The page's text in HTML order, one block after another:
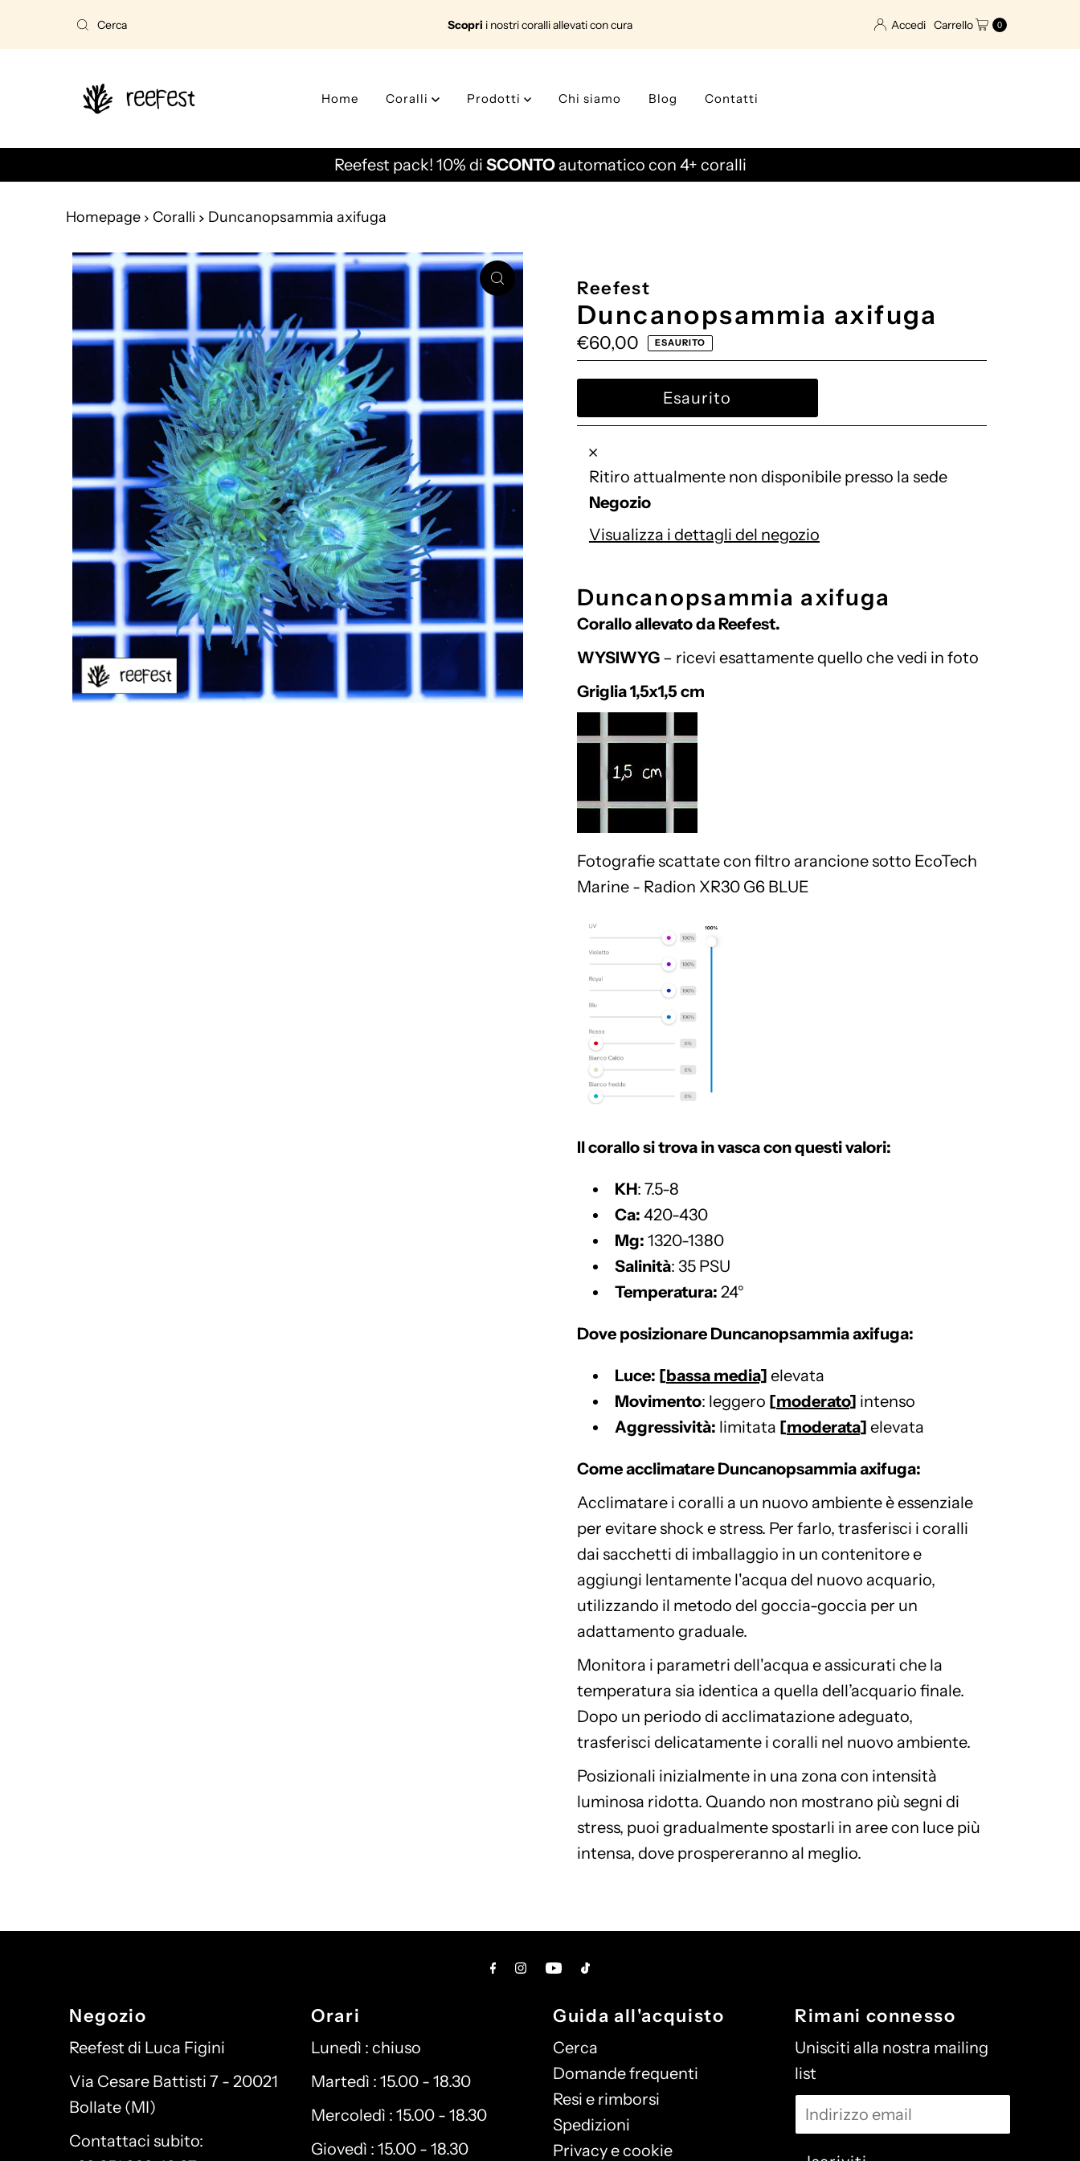
Vai direttamente ai contenuti Scopri i nostri coralli allevati con cura Accedi Carrello 0
Home Coralli Prodotti Chi siamo Blog Contatti
Reefest pack! 10% di SCONTO automatico con 4+ coralli
Homepage Coralli Duncanopsammia axifuga
Reefest
Duncanopsammia axifuga
Prezzo
€60,00 ESAURITO
Ritiro attualmente non disponibile presso la sede
Negozio
Visualizza i dettagli del negozio
Duncanopsammia axifuga
Corallo allevato da Reefest.
WYSIWYG– ricevi esattamente quello che vedi in foto
Griglia 1,5x1,5 cm
Fotografie scattate con filtro arancione sotto EcoTech
Marine - Radion XR30 G6 BLUE
Il corallo si trova in vasca con questi valori:
KH: 7.5-8
Ca: 420-430
Mg: 1320-1380
Salinità: 35 PSU
Temperatura: 24°
Dove posizionare Duncanopsammia axifuga:
Luce: [bassa media] elevata
Movimento: leggero [moderato] intenso
Aggressività: limitata [moderata] elevata
Come acclimatare Duncanopsammia axifuga:
Acclimatare i coralli a un nuovo ambiente è essenziale
per evitare shock e stress. Per farlo, trasferisci i coralli
dai sacchetti di imballaggio in un contenitore e
aggiungi lentamente l'acqua del nuovo acquario,
utilizzando il metodo del goccia-goccia per un
adattamento graduale.
Monitora i parametri dell'acqua e assicurati che la
temperatura sia identica a quella dell’acquario finale.
Dopo un periodo di acclimatazione adeguato,
trasferisci delicatamente i coralli nel nuovo ambiente.
Posizionali inizialmente in una zona con intensità
luminosa ridotta. Quando non mostrano più segni di
stress, puoi gradualmente spostarli in aree con luce più
intensa, dove prospereranno al meglio.
Negozio
Reefest di Luca Figini
Via Cesare Battisti 7 - 20021
Bollate (MI)
Contattaci subito:
Orari
Lunedì : chiuso
Martedì : 15.00 - 18.30
Mercoledì : 15.00 - 18.30
Giovedì : 15.00 - 18.30
Guida all'acquisto
Cerca
Domande frequenti
Resi e rimborsi
Spedizioni
Privacy e cookie
Rimani connesso
Unisciti alla nostra mailing
list
Indirizzo
email